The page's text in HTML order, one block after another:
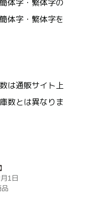
体字・繁体字の
体字・繁体字を
は通販サイト上
数とは異なりま
1日